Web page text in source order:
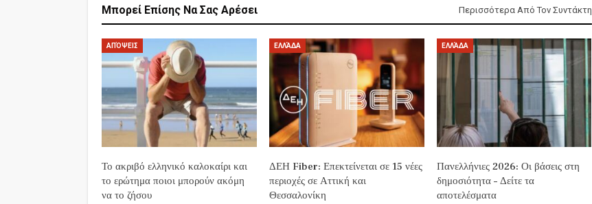
Μπορεί Επίσης Να Σας Αρέσει Περισσότερα Από Τον Συντάκτη
ΑΠΌΨΕΙΣ
Το ακριβό ελληνικό καλοκαίρι και
το ερώτημα ποιοι μπορούν ακόμη
να το ζήσου
ΕΛΛΆΔΑ
ΔΕΗ Fiber: Επεκτείνεται σε 15 νέες
περιοχές σε Αττική και
Θεσσαλονίκη
ΕΛΛΆΔΑ
Πανελλήνιες 2026: Οι βάσεις στη
δημοσιότητα – Δείτε τα
αποτελέσματα